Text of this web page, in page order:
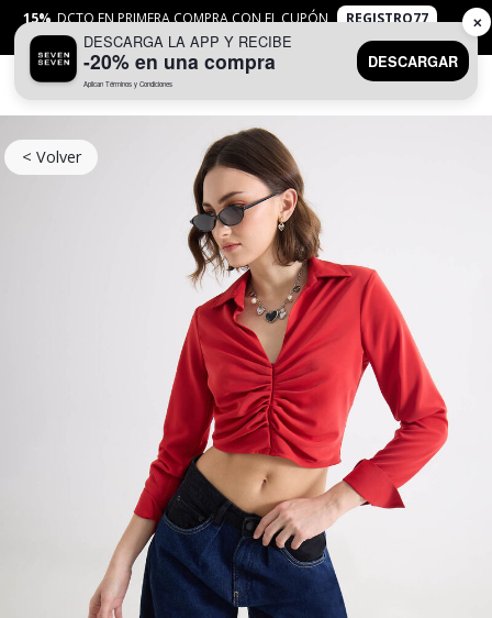
15% DCTO EN PRIMERA COMPRA CON EL CUPÓN
REGISTRO77
APLICANTYC
< Volver
DESCARGA LA APP Y RECIBE
-20% en una compra
Aplican Términos y Condiciones
DESCARGAR
✕